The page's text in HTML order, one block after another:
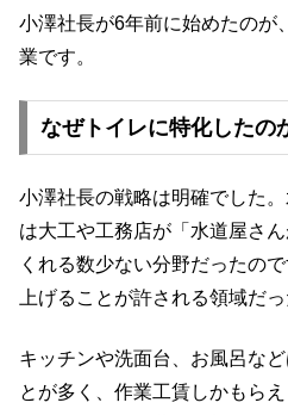
小澤社長が6年前に始めたのが
業です。
なぜトイレに特化したの
小澤社長の戦略は明確でした
は大工や工務店が「水道屋さ
くれる数少ない分野だったの
上げることが許される領域だっ
キッチンや洗面台、お風呂な
とが多く、作業工賃しかもら